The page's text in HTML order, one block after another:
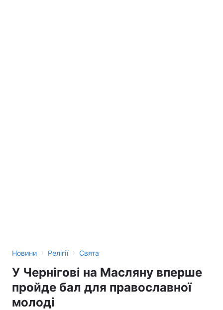
Новини › Релігії › Свята
У Чернігові на Масляну вперше
пройде бал для православної
молоді